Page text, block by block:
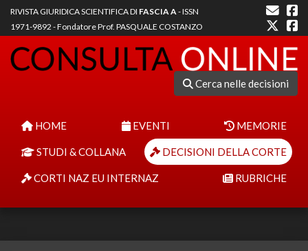
RIVISTA GIURIDICA SCIENTIFICA DI FASCIA A- ISSN
1971-9892 - Fondatore Prof. PASQUALE COSTANZO
Cerca nelle decisioni
HOME EVENTI MEMORIE
STUDI & COLLANA DECISIONI DELLA CORTE
CORTI NAZ EU INTERNAZ RUBRICHE